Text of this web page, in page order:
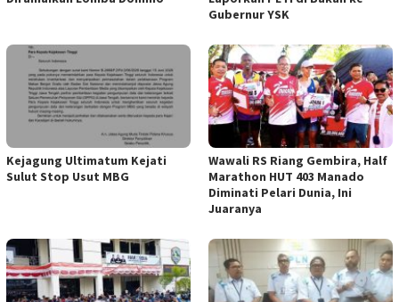
Gubernur YSK
Kejagung Ultimatum Kejati
Sulut Stop Usut MBG
Wawali RS Riang Gembira, Half
Marathon HUT 403 Manado
Diminati Pelari Dunia, Ini
Juaranya